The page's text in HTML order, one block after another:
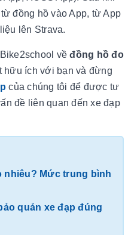
đồng hồ vào App, từ App
lên Strava.
vềđồng hồ đo
hữu ích với bạn và đừng
của chúng tôi để được tư
đề liên quan đến xe đạp
nhiêu? Mức trung bình
quản xe đạp đúng